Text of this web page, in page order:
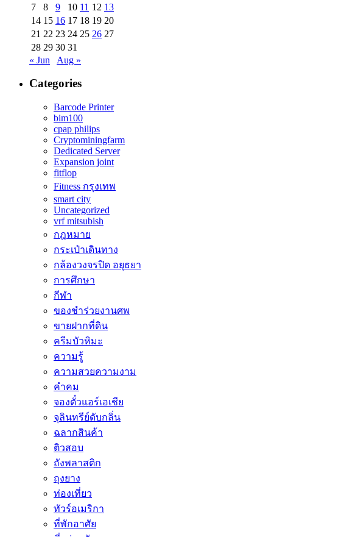
7 8 9 10 11 12 13
14 15 16 17 18 19 20
21 22 23 24 25 26 27
28 29 30 31
« Jun
Aug »
Categories
Barcode Printer
bim100
cpap philips
Cryptominingfarm
Dedicated Server
Expansion joint
fitflop
Fitness กรุงเทพ
smart city
Uncategorized
vrf mitsubish
กฎหมาย
กระเป๋าเดินทาง
กล้องวงจรปิด อยุธยา
การศึกษา
กีฬา
ของชำร่วยงานศพ
ขายฝากที่ดิน
ครีมบัวหิมะ
ความรู้
ความสวยความงาม
คำคม
จองตั๋วแอร์เอเชีย
จุลินทรีย์ดับกลิ่น
ฉลากสินค้า
ติวสอบ
ถังพลาสติก
ถุงยาง
ท่องเที่ยว
ทัวร์อเมริกา
ที่พักอาศัย